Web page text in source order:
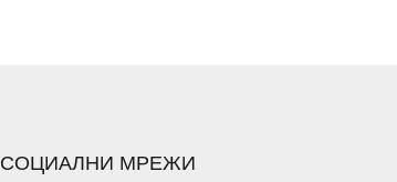
СОЦИАЛНИ МРЕЖИ